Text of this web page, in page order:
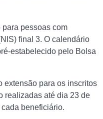
pessoas com
final 3. O calendário
estabelecido pelo Bolsa
extensão para os inscritos
realizadas até dia 23 de
beneficiário.